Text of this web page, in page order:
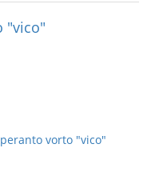
"vico"
vorto "vico"